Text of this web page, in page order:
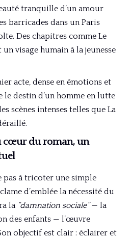
tranquille d’un amour
barricades dans un Paris
Des chapitres comme Le
visage humain à la jeunesse
acte, dense en émotions et
le destin d’un homme en lutte
scènes intenses telles que La
cœur du roman, un
pas à tricoter une simple
d’emblée la nécessité du
la “damnation sociale”— la
des enfants — l’œuvre
objectif est clair : éclairer et